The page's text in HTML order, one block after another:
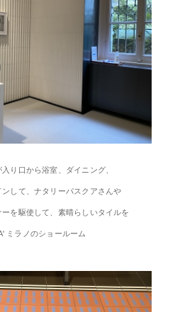
り口から浴室、ダイニング、
して、ナタリーパスクアさんや
を駆使して、素晴らしいタイルを
ミラノのショールーム